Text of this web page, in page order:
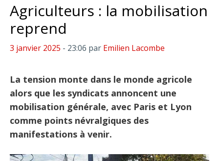
Agriculteurs : la mobilisation
reprend
3 janvier 2025 - 23:06 par Emilien Lacombe
La tension monte dans le monde agricole
alors que les syndicats annoncent une
mobilisation générale, avec Paris et Lyon
comme points névralgiques des
manifestations à venir.